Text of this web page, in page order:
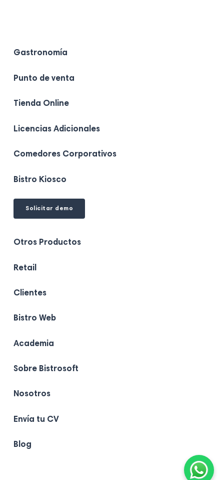
en
en
en
Gastronomía
Punto de venta
Tienda Online
Licencias Adicionales
Comedores Corporativos
Bistro Kiosco
Solicitar demo
Otros Productos
Retail
Clientes
Bistro Web
Academia
Sobre Bistrosoft
Nosotros
Envía tu CV
Blog